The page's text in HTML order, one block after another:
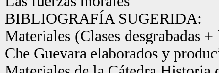
BIBLIOGRAFÍA SUGERIDA:
Materiales (Clases desgrabadas
Che Guevara elaborados y